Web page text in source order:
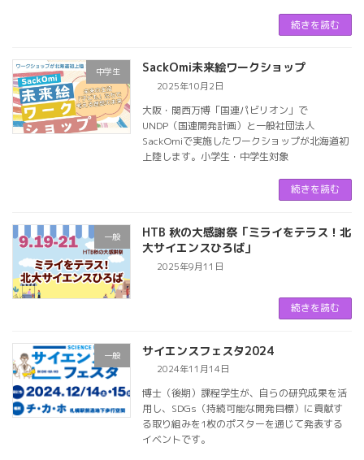
続きを読む
中学生 SackOmi未来絵ワークショップ
2025年10月2日
大阪・関西万博「国連パビリオン」で
UNDP（国連開発計画）と一般社団法人
SackOmiで実施したワークショップが北海道初
上陸します。小学生・中学生対象
続きを読む
一般
HTB 秋の大感謝祭「ミライをテラス！北
大サイエンスひろば」
2025年9月11日
続きを読む
一般 サイエンスフェスタ2024
2024年11月14日
博士（後期）課程学生が、自らの研究成果を活
用し、SDGs（持続可能な開発目標）に貢献す
る取り組みを1枚のポスターを通じて発表する
イベントです。